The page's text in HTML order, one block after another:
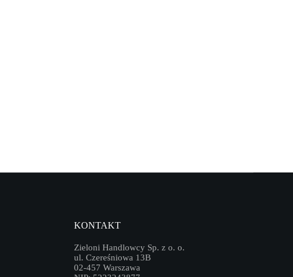
KONTAKT
Zieloni Handlowcy Sp. z o. o.
ul. Czereśniowa 13B
02-457 Warszawa